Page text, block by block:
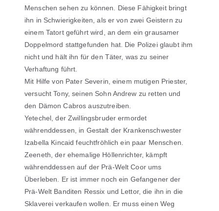
Menschen sehen zu können. Diese Fähigkeit bringt
ihn in Schwierigkeiten, als er von zwei Geistern zu
einem Tatort geführt wird, an dem ein grausamer
Doppelmord stattgefunden hat. Die Polizei glaubt ihm
nicht und hält ihn für den Täter, was zu seiner
Verhaftung führt.
Mit Hilfe von Pater Severin, einem mutigen Priester,
versucht Tony, seinen Sohn Andrew zu retten und
den Dämon Cabros auszutreiben.
Yetechel, der Zwillingsbruder ermordet
währenddessen, in Gestalt der Krankenschwester
Izabella Kincaid feuchtfröhlich ein paar Menschen.
Zeeneth, der ehemalige Höllenrichter, kämpft
währenddessen auf der Prä-Welt Coor ums
Überleben. Er ist immer noch ein Gefangener der
Prä-Welt Banditen Ressix und Lettor, die ihn in die
Sklaverei verkaufen wollen. Er muss einen Weg